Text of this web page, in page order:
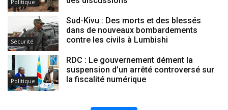
Politique
Sécurité
Sud-Kivu : Des morts et des blessés
dans de nouveaux bombardements
contre les civils à Lumbishi
Politique
RDC : Le gouvernement dément la
suspension d’un arrêté controversé sur
la fiscalité numérique